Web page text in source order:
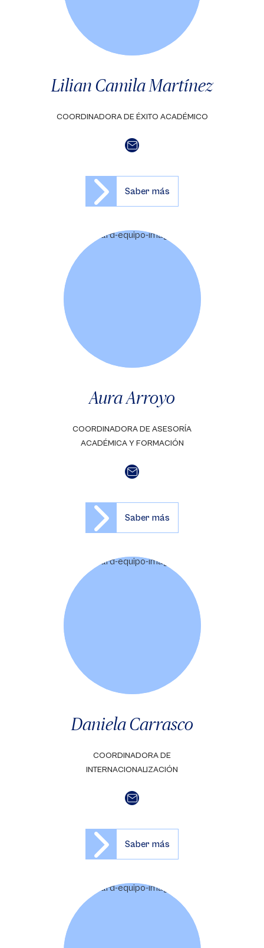
Lilian Camila Martínez
COORDINADORA DE ÉXITO ACADÉMICO
Saber más
Aura Arroyo
COORDINADORA DE ASESORÍA
ACADÉMICA Y FORMACIÓN
Saber más
Daniela Carrasco
COORDINADORA DE
INTERNACIONALIZACIÓN
Saber más